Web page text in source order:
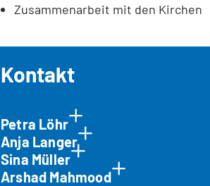
Zusammenarbeit mit den Kirchen
Kontakt
Petra Löhr
Anja Langer
Sina Müller
Arshad Mahmood